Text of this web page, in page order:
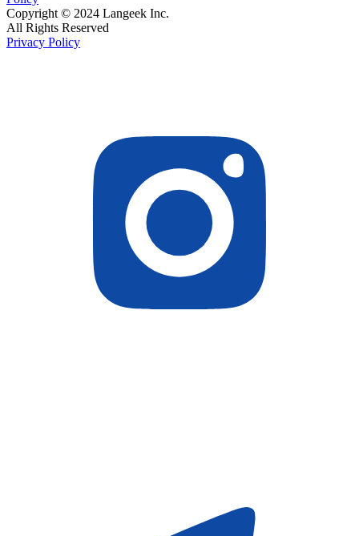
Copyright © 2024 Langeek Inc.
All Rights Reserved
Privacy Policy